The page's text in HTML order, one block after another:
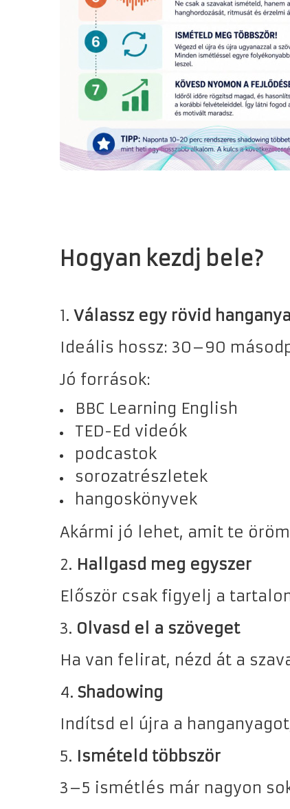
Hogyan kezdj bele?
1. Válassz egy rövid
Ideális hossz: 30–90
Jó források:
BBC Learning English
TED-Ed videók
podcastok
sorozatrészletek
hangoskönyvek
Akármi jó lehet, amit te
2. Hallgasd meg egyszer
Először csak figyelj a
3. Olvasd el a szöveget
Ha van felirat, nézd át a
4. Shadowing
Indítsd el újra a
5. Ismételd többször
3–5 ismétlés már nagyon